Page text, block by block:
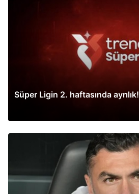
Süper Ligin 2. haftasında ayrılık!